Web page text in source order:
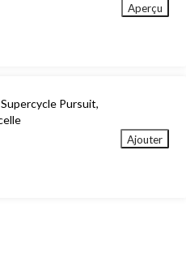
Aperçu
Pursuit,
Ajouter